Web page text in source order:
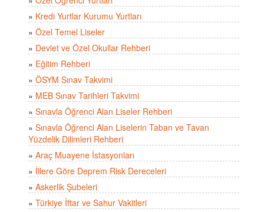
» Kredi Yurtlar Kurumu Yurtları
» Özel Temel Liseler
» Devlet ve Özel Okullar Rehberi
» Eğitim Rehberi
» ÖSYM Sınav Takvimi
» MEB Sınav Tarihleri Takvimi
» Sınavla Öğrenci Alan Liseler Rehberi
» Sınavla Öğrenci Alan Liselerin Taban ve Tavan
Yüzdelik Dilimleri Rehberi
» Araç Muayene İstasyonları
» İllere Göre Deprem Risk Dereceleri
» Askerlik Şubeleri
» Türkiye İftar ve Sahur Vakitleri